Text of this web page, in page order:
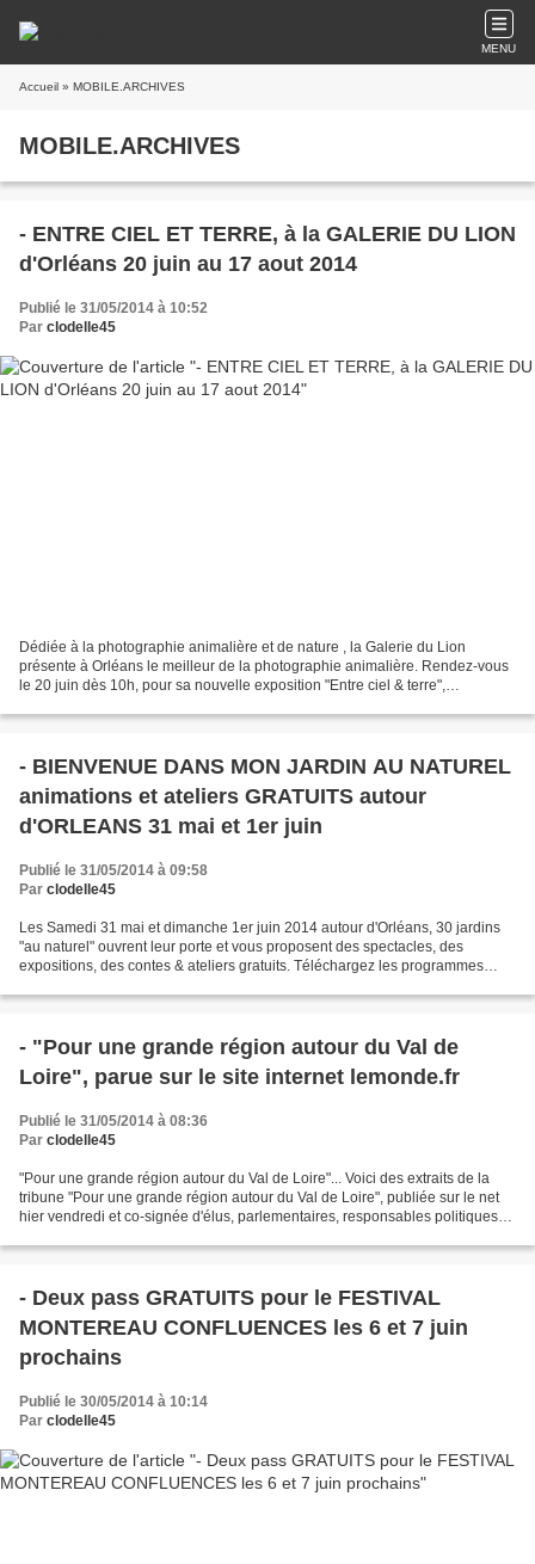
MENU
Accueil » MOBILE.ARCHIVES
MOBILE.ARCHIVES
- ENTRE CIEL ET TERRE, à la GALERIE DU LION
d'Orléans 20 juin au 17 aout 2014
Publié le 31/05/2014 à 10:52
Par clodelle45
Dédiée à la photographie animalière et de nature , la Galerie du Lion
présente à Orléans le meilleur de la photographie animalière. Rendez-vous
le 20 juin dès 10h, pour sa nouvelle exposition "Entre ciel & terre",
- BIENVENUE DANS MON JARDIN AU NATUREL
animations et ateliers GRATUITS autour
d'ORLEANS 31 mai et 1er juin
Publié le 31/05/2014 à 09:58
Par clodelle45
Les Samedi 31 mai et dimanche 1er juin 2014 autour d'Orléans, 30 jardins
"au naturel" ouvrent leur porte et vous proposent des spectacles, des
expositions, des contes & ateliers gratuits. Téléchargez les programmes
- "Pour une grande région autour du Val de
Loire", parue sur le site internet lemonde.fr
Publié le 31/05/2014 à 08:36
Par clodelle45
"Pour une grande région autour du Val de Loire"... Voici des extraits de la
tribune "Pour une grande région autour du Val de Loire", publiée sur le net
hier vendredi et co-signée d'élus, parlementaires, responsables politiques
- Deux pass GRATUITS pour le FESTIVAL
MONTEREAU CONFLUENCES les 6 et 7 juin
prochains
Publié le 30/05/2014 à 10:14
Par clodelle45